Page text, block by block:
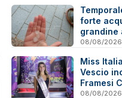
forte
grandine
- Video
08/08/2026
Miss
Vescio
Framesi
08/08/2026